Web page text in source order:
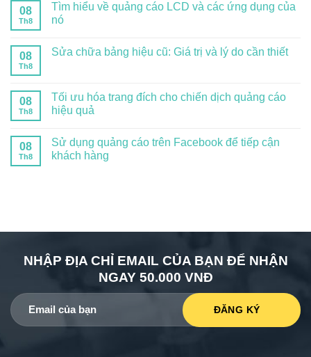
08
Th8
Tìm hiểu về quảng cáo LCD và các ứng dụng của
nó
08
Th8
Sửa chữa bảng hiệu cũ: Giá trị và lý do cần thiết
08
Th8
Tối ưu hóa trang đích cho chiến dịch quảng cáo
hiệu quả
08
Th8
Sử dụng quảng cáo trên Facebook để tiếp cận
khách hàng
NHẬP ĐỊA CHỈ EMAIL CỦA BẠN ĐỂ NHẬN
NGAY 50.000 VNĐ